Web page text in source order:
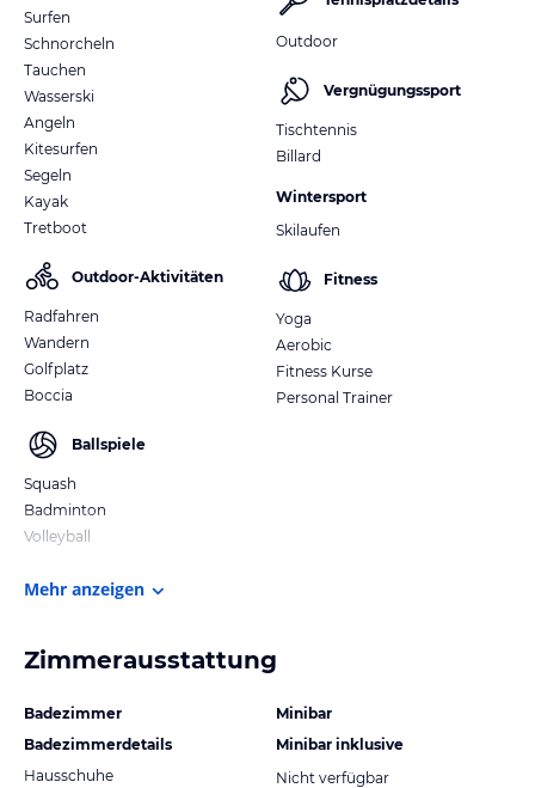
Surfen
Schnorcheln
Tauchen
Wasserski
Angeln
Kitesurfen
Segeln
Kayak
Tretboot
Outdoor-Aktivitäten
Radfahren
Wandern
Golfplatz
Boccia
Ballspiele
Squash
Badminton
Volleyball
Outdoor
Vergnügungssport
Tischtennis
Billard
Wintersport
Skilaufen
Fitness
Yoga
Aerobic
Fitness Kurse
Personal Trainer
Mehr anzeigen
Zimmerausstattung
Badezimmer
Badezimmerdetails
Hausschuhe
Minibar
Minibar inklusive
Nicht verfügbar